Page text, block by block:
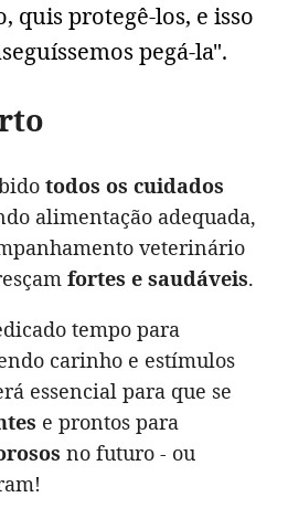
protegê-los, e isso
pegá-la".
todos os cuidados
alimentação adequada,
veterinário
fortes e saudáveis.
tempo para
carinho e estímulos
essencial para que se
e prontos para
no futuro - ou